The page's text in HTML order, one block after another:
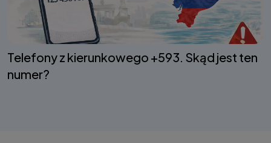
Telefony z kierunkowego +593. Skąd jest ten
numer?